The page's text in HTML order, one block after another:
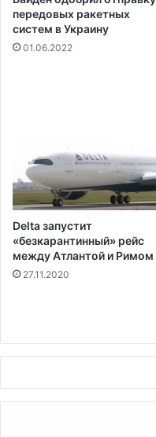
передовых ракетных
систем в Украину
01.06.2022
Delta запустит
«безкарантинный» рейс
между Атлантой и Римом
27.11.2020